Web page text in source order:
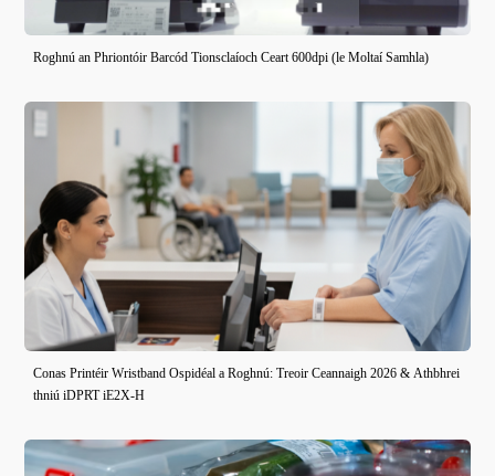
Roghnú an Phriontóir Barcód Tionsclaíoch Ceart 600dpi (le Moltaí Samhla)
Conas Printéir Wristband Ospidéal a Roghnú: Treoir Ceannaigh 2026 & Athbhrei
thniú iDPRT iE2X-H